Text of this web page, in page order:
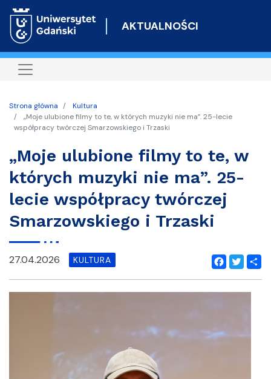
do
AKTUALNOŚCI
Strona główna
Kultura
„Moje ulubione filmy to te, w których muzyki nie ma”. 25-lecie
współpracy twórczej Smarzowskiego i Trzaski
„Moje ulubione filmy to te, w
których muzyki nie ma”. 25-
lecie współpracy twórczej
Smarzowskiego i Trzaski
Facebook
Twitter
27.04.2026 KULTURA